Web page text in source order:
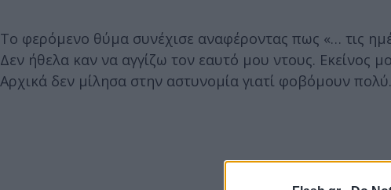
Το φερόμενο θύμα συνέχισε αναφέροντας πως «… τις
Δεν ήθελα καν να αγγίζω τον εαυτό μου ντους. Εκείνος
Αρχικά δεν μίλησα στην αστυνομία γιατί φοβόμουν